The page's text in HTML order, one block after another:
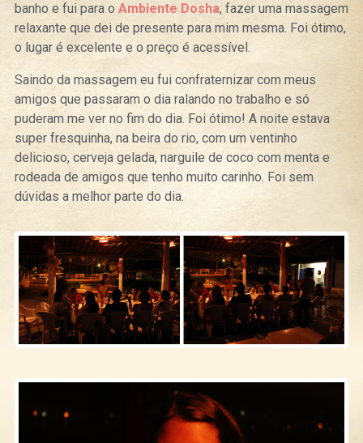
banho e fui para o Ambiente Dosha, fazer uma massagem
relaxante que dei de presente para mim mesma. Foi ótimo,
o lugar é excelente e o preço é acessível.
Saindo da massagem eu fui confraternizar com meus
amigos que passaram o dia ralando no trabalho e só
puderam me ver no fim do dia. Foi ótimo! A noite estava
super fresquinha, na beira do rio, com um ventinho
delicioso, cerveja gelada, narguile de coco com menta e
rodeada de amigos que tenho muito carinho. Foi sem
dúvidas a melhor parte do dia.